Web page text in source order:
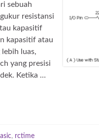
sebuah
resistansi
kapasitif
kapasitif atau
luas,
yang presisi
Ketika …
, rctime